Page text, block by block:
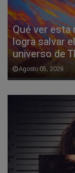
Qué ver esta
logra salvar
universo de
Agosto 05, 2026